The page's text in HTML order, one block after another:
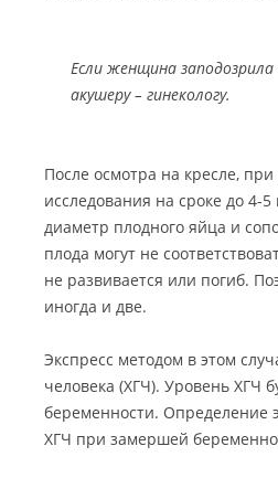
Если женщина
акушеру – гинекологу.
После осмотра на кресле,
исследования на сроке до 4-
диаметр плодного яйца и
плода могут не
не развивается или погиб.
иногда и две.
Экспресс методом в этом
человека (ХГЧ). Уровень ХГЧ
беременности. Определение
ХГЧ при замершей